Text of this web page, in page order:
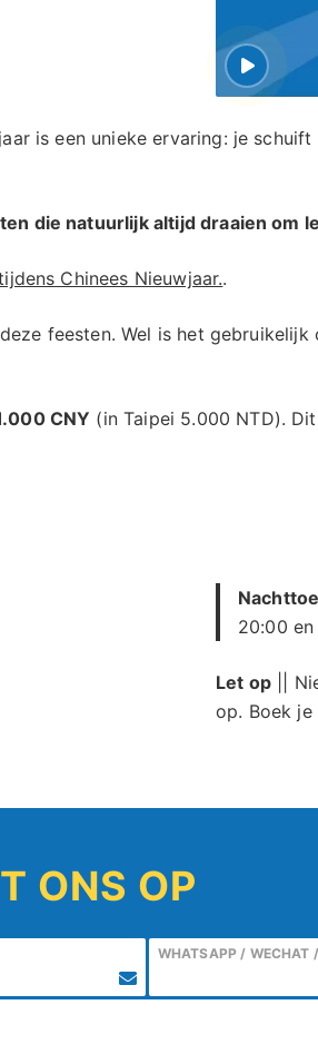
is een unieke ervaring: je
die natuurlijk altijd draaien om
Chinees Nieuwjaar..
feesten. Wel is het
CNY (in Taipei 5.000 NTD).
20:00
Let op||
op. Boek
ONS OP
WHATSAPP / WECHAT